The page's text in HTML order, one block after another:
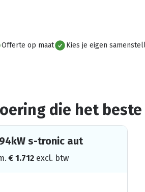
Offerte op maat Kies je eigen
die het
s-tronic aut
€ 1.712 excl. btw